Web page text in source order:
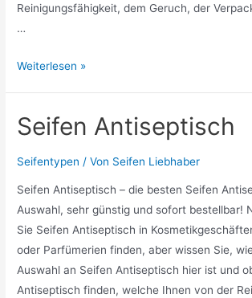
Reinigungsfähigkeit, dem Geruch, der
…
Chinesische
Weiterlesen »
Seifen Antiseptisch
Seifentypen / Von Seifen Liebhaber
Seifen Antiseptisch – die besten Seifen
Auswahl, sehr günstig und sofort bestellbar!
Sie Seifen Antiseptisch in
oder Parfümerien finden, aber wissen Sie,
Auswahl an Seifen Antiseptisch hier ist und
Antiseptisch finden, welche Ihnen von der